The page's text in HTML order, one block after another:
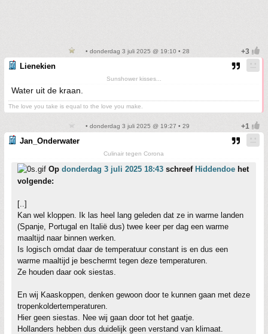
• donderdag 3 juli 2025 @ 19:10 • 28
Lienekien
Sunshower kisses...
Water uit de kraan.
The love you take is equal to the love you make.
• donderdag 3 juli 2025 @ 19:27 • 29
Jan_Onderwater
Culinair tegen Corona
Op donderdag 3 juli 2025 18:43 schreef Hiddendoe het
volgende:
[..]
Kan wel kloppen. Ik las heel lang geleden dat ze in warme landen
(Spanje, Portugal en Italië dus) twee keer per dag een warme
maaltijd naar binnen werken.
Is logisch omdat daar de temperatuur constant is en dus een
warme maaltijd je beschermt tegen deze temperaturen.
Ze houden daar ook siestas.
En wij Kaaskoppen, denken gewoon door te kunnen gaan met deze
tropenkoldertemperaturen.
Hier geen siestas. Nee wij gaan door tot het gaatje.
Hollanders hebben dus duidelijk geen verstand van klimaat.